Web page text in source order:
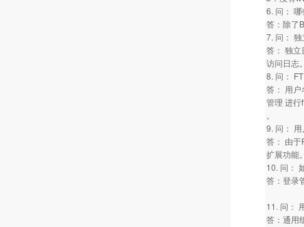
6. 问：
答：除了
7. 问：
答： 独
访问日志。
8. 问：
答： 用户
管理 进行
。
9. 问：
答： 由
扩展功能
10. 问：
答：登录
11. 问：
答：通用